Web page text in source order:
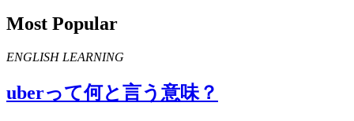
Most Popular
ENGLISH LEARNING
uberって何と言う意味？